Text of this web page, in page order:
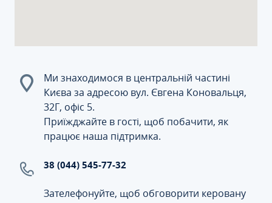
Ми знаходимося в центральній частині
Києва за адресою вул. Євгена Коновальця,
32Г, офіс 5.
Приїжджайте в гості, щоб побачити, як
працює наша підтримка.
38 (044) 545-77-32
Зателефонуйте, щоб обговорити керовану